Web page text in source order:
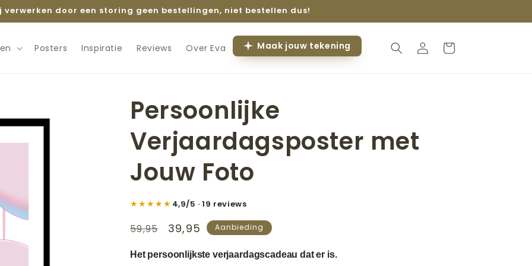
verwerken door een storing geen bestellingen, niet bestellen dus!
Posters Inspiratie Reviews Over Eva Maak jouw tekening Inloggen
Winkelwagen
Persoonlijke
Verjaardagsposter met
Jouw Foto
★★★★★ 4,9/5 · 19 reviews
Normale
59,95 Aanbiedingsprijs
39,95 Aanbieding
Het persoonlijkste verjaardagscadeau dat er is.